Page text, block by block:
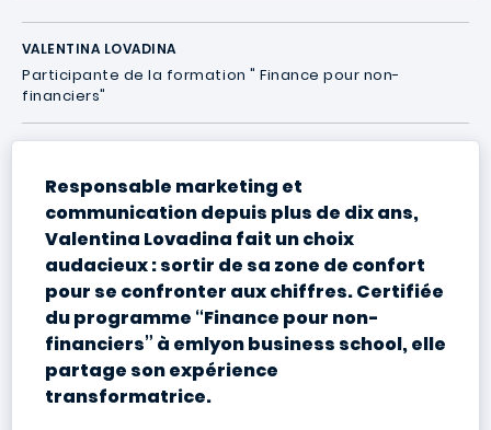
VALENTINA LOVADINA
Participante de la formation " Finance pour non-
financiers"
Responsable marketing et
communication depuis plus de dix ans,
Valentina Lovadina fait un choix
audacieux : sortir de sa zone de confort
pour se confronter aux chiffres. Certifiée
du programme “Finance pour non-
financiers” à emlyon business school, elle
partage son expérience
transformatrice.